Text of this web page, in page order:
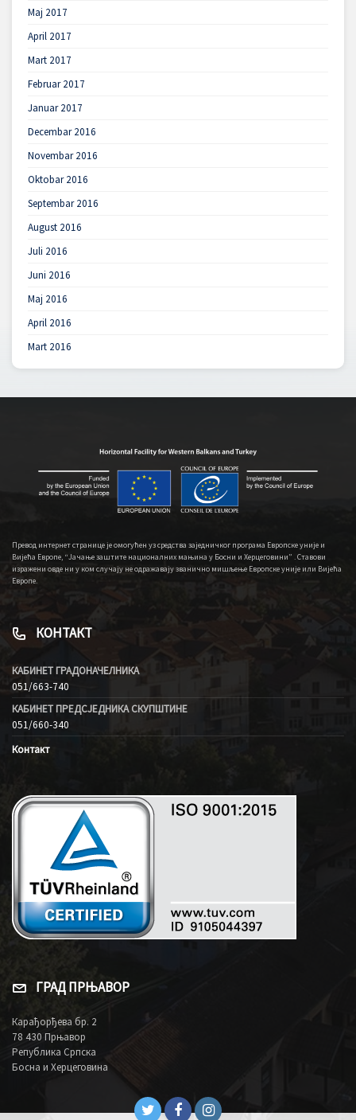
Maj 2017
April 2017
Mart 2017
Februar 2017
Januar 2017
Decembar 2016
Novembar 2016
Oktobar 2016
Septembar 2016
August 2016
Juli 2016
Juni 2016
Maj 2016
April 2016
Mart 2016
Превод интернет странице је омогућен уз средства заједничког програма Европске уније и
Вијећа Европе, “Јачање заштите националних мањина у Босни и Херцеговини” . Ставови
изражени овде ни у ком случају не одражавају званично мишљење Европске уније или Вијећа
Европе.
КОНТАКТ
КАБИНЕТ ГРАДОНАЧЕЛНИКА
051/663-740
КАБИНЕТ ПРЕДСЈЕДНИКА СКУПШТИНЕ
051/660-340
Контакт
ГРАД ПРЊАВОР
Карађорђева бр. 2
78 430 Прњавор
Република Српска
Босна и Херцеговина